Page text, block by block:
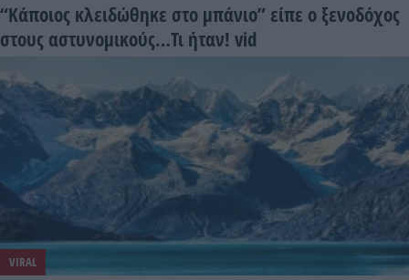
“Kάποιος κλειδώθηκε στο μπάνιο” είπε ο ξενοδόχος
στους αστυνομικούς…Τι ήταν! vid
VIRAL